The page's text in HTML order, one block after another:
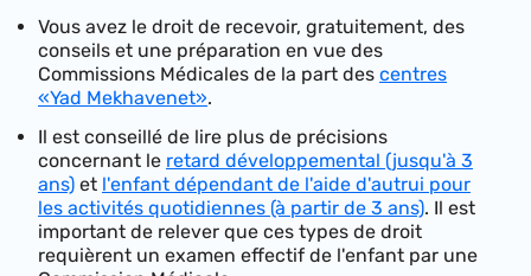
Vous avez le droit de recevoir, gratuitement, des
conseils et une préparation en vue des
Commissions Médicales de la part des centres
«Yad Mekhavenet».
Il est conseillé de lire plus de précisions
concernant le retard développemental (jusqu'à 3
ans) et l'enfant dépendant de l'aide d'autrui pour
les activités quotidiennes (à partir de 3 ans). Il est
important de relever que ces types de droit
requièrent un examen effectif de l'enfant par une